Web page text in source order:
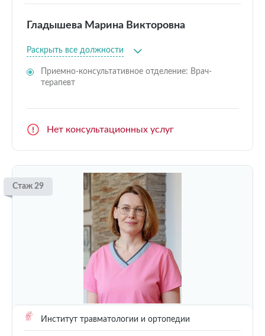
Гладышева Марина Викторовна
Раскрыть все должности
Приемно-консультативное отделение: Врач-
терапевт
Нет консультационных услуг
Стаж 29
Институт травматологии и ортопедии